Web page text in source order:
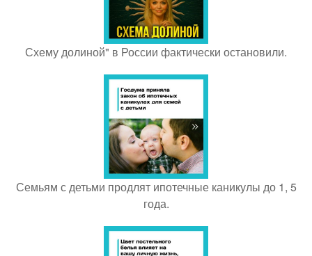
Схему долиной" в России фактически остановили.
Семьям с детьми продлят ипотечные каникулы до 1, 5
года.